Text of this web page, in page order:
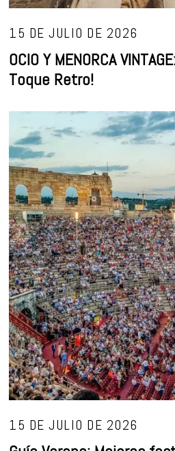
OCIO Y MENORCA
Toque Retro!
Guía Verano: Mejores